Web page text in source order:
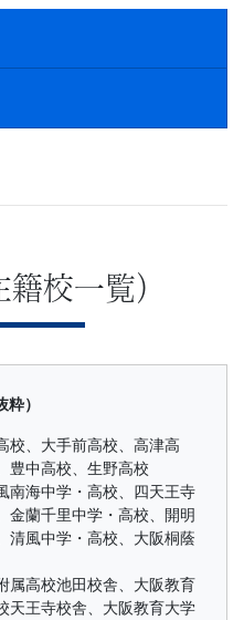
校一覧）
）
校、大手前高校、高津高
豊中高校、生野高校
南海中学・高校、四天王寺
金蘭千里中学・高校、開明
清風中学・高校、大阪桐蔭
属高校池田校舎、大阪教育
天王寺校舎、大阪教育大学